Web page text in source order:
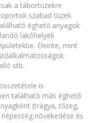
a tábortüzekre
szabad tüzek
éghető anyagok
lakóhelyek
Eleinte, mint
stb.
is
található más éghető
(trágya, tőzeg,
növekedése és